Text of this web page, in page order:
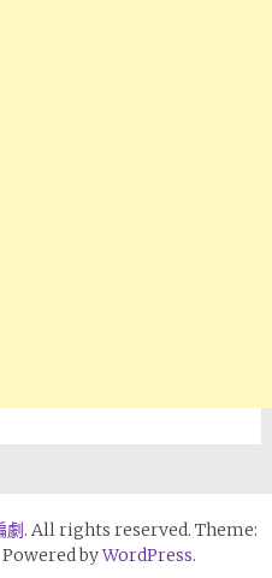
劇. All rights reserved. Theme:
byWordPress.